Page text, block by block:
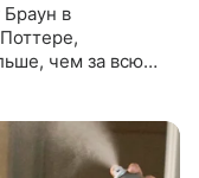
в
чем за всю